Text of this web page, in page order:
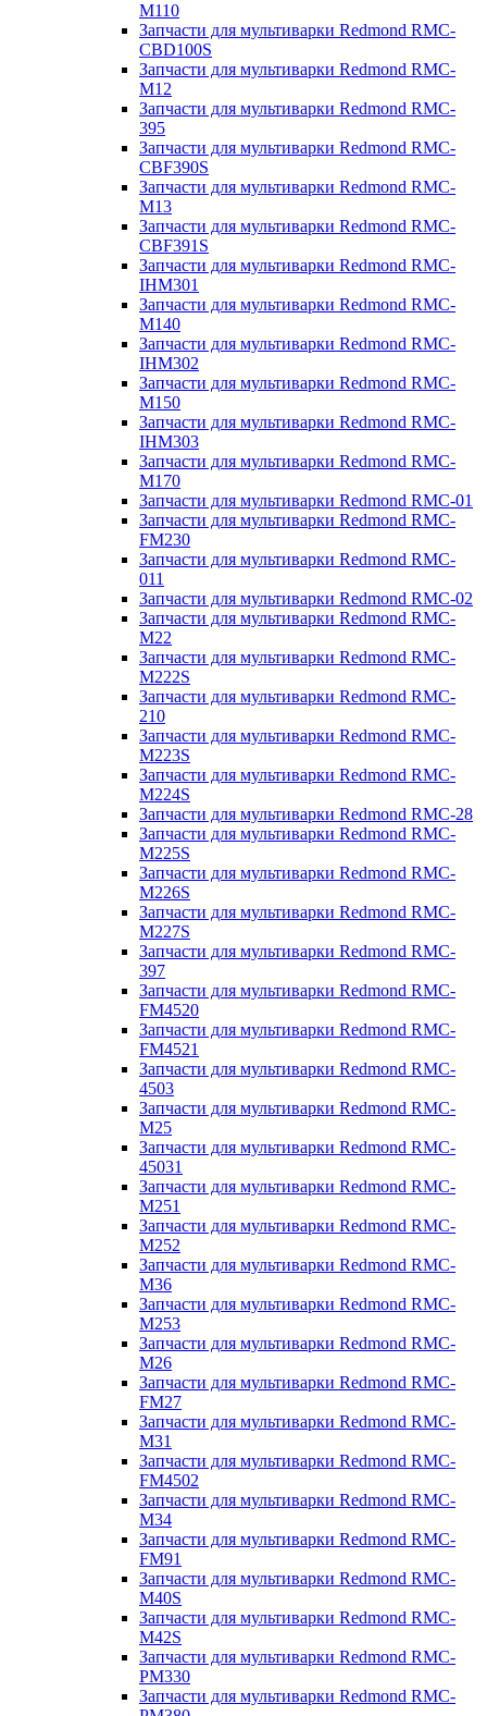
M110
Запчасти для мультиварки Redmond RMC-
CBD100S
Запчасти для мультиварки Redmond RMC-
M12
Запчасти для мультиварки Redmond RMC-
395
Запчасти для мультиварки Redmond RMC-
CBF390S
Запчасти для мультиварки Redmond RMC-
M13
Запчасти для мультиварки Redmond RMC-
CBF391S
Запчасти для мультиварки Redmond RMC-
IHM301
Запчасти для мультиварки Redmond RMC-
M140
Запчасти для мультиварки Redmond RMC-
IHM302
Запчасти для мультиварки Redmond RMC-
M150
Запчасти для мультиварки Redmond RMC-
IHM303
Запчасти для мультиварки Redmond RMC-
M170
Запчасти для мультиварки Redmond RMC-01
Запчасти для мультиварки Redmond RMC-
FM230
Запчасти для мультиварки Redmond RMC-
011
Запчасти для мультиварки Redmond RMC-02
Запчасти для мультиварки Redmond RMC-
M22
Запчасти для мультиварки Redmond RMC-
M222S
Запчасти для мультиварки Redmond RMC-
210
Запчасти для мультиварки Redmond RMC-
M223S
Запчасти для мультиварки Redmond RMC-
M224S
Запчасти для мультиварки Redmond RMC-28
Запчасти для мультиварки Redmond RMC-
M225S
Запчасти для мультиварки Redmond RMC-
M226S
Запчасти для мультиварки Redmond RMC-
M227S
Запчасти для мультиварки Redmond RMC-
397
Запчасти для мультиварки Redmond RMC-
FM4520
Запчасти для мультиварки Redmond RMC-
FM4521
Запчасти для мультиварки Redmond RMC-
4503
Запчасти для мультиварки Redmond RMC-
M25
Запчасти для мультиварки Redmond RMC-
45031
Запчасти для мультиварки Redmond RMC-
M251
Запчасти для мультиварки Redmond RMC-
M252
Запчасти для мультиварки Redmond RMC-
M36
Запчасти для мультиварки Redmond RMC-
M253
Запчасти для мультиварки Redmond RMC-
M26
Запчасти для мультиварки Redmond RMC-
FM27
Запчасти для мультиварки Redmond RMC-
M31
Запчасти для мультиварки Redmond RMC-
FM4502
Запчасти для мультиварки Redmond RMC-
M34
Запчасти для мультиварки Redmond RMC-
FM91
Запчасти для мультиварки Redmond RMC-
M40S
Запчасти для мультиварки Redmond RMC-
M42S
Запчасти для мультиварки Redmond RMC-
PM330
Запчасти для мультиварки Redmond RMC-